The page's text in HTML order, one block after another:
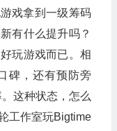
戏拿到一级筹码
有什么提升吗？
玩游戏而已。相
碑，还有预防旁
这种状态，怎么
工作室玩Bigtime